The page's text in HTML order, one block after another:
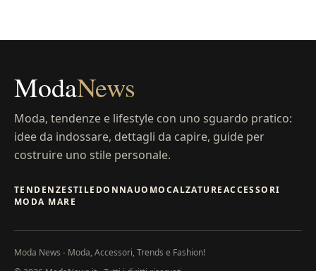
ModaNews
Moda, tendenze e lifestyle con uno sguardo pratico:
idee da indossare, dettagli da capire, guide per
costruire uno stile personale.
TENDENZESTILE DONNAUOMOCALZATUREACCESSORI
MODA MARE
Moda News - Moda, Accessori, Trends e Fashion!